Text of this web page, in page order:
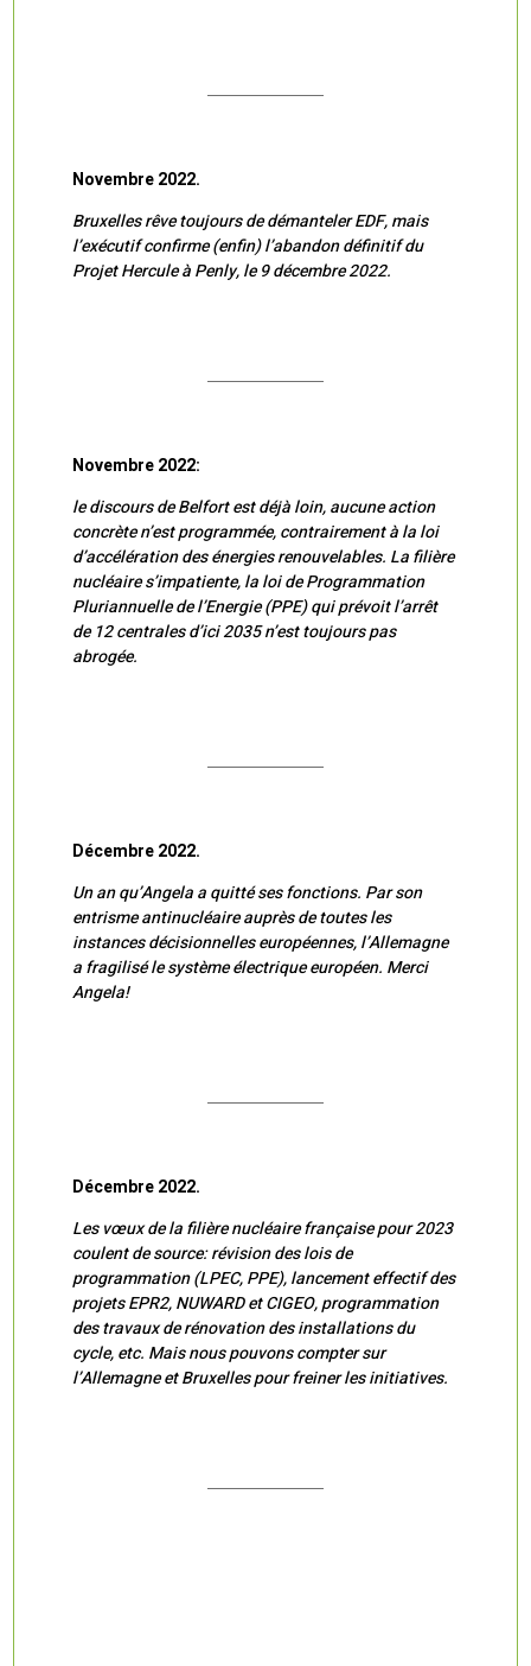
Novembre 2022.
Bruxelles rêve toujours de démanteler EDF, mais
l’exécutif confirme (enfin) l’abandon définitif du
Projet Hercule à Penly, le 9 décembre 2022.
Novembre 2022:
le discours de Belfort est déjà loin, aucune action
concrète n’est programmée, contrairement à la loi
d’accélération des énergies renouvelables. La filière
nucléaire s’impatiente, la loi de Programmation
Pluriannuelle de l’Energie (PPE) qui prévoit l’arrêt
de 12 centrales d’ici 2035 n’est toujours pas
abrogée.
Décembre 2022.
Un an qu’Angela a quitté ses fonctions. Par son
entrisme antinucléaire auprès de toutes les
instances décisionnelles européennes, l’Allemagne
a fragilisé le système électrique européen. Merci
Angela!
Décembre 2022.
Les vœux de la filière nucléaire française pour 2023
coulent de source: révision des lois de
programmation (LPEC, PPE), lancement effectif des
projets EPR2, NUWARD et CIGEO, programmation
des travaux de rénovation des installations du
cycle, etc. Mais nous pouvons compter sur
l’Allemagne et Bruxelles pour freiner les initiatives.